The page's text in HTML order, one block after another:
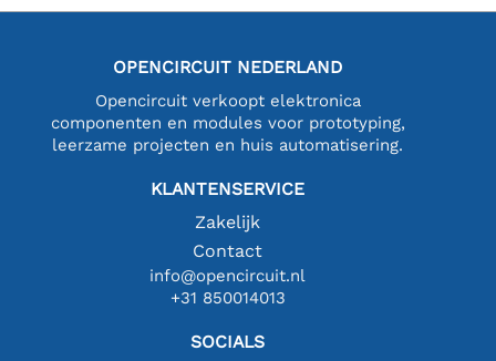
OPENCIRCUIT NEDERLAND
Opencircuit verkoopt elektronica
componenten en modules voor prototyping,
leerzame projecten en huis automatisering.
KLANTENSERVICE
Zakelijk
Contact
info@opencircuit.nl
+31 850014013
SOCIALS